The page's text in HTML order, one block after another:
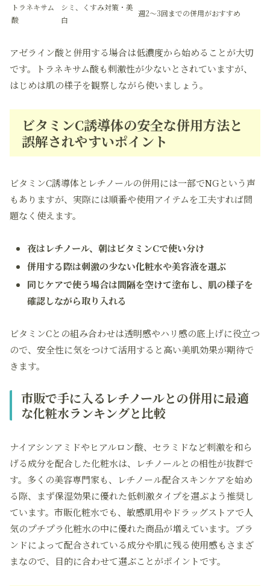
トラネキサム
酸
シミ、くすみ対策・美
白
週2～3回までの併用がおすすめ
アゼライン酸と併用する場合は低濃度から始めることが大切
です。トラネキサム酸も刺激性が少ないとされていますが、
はじめは肌の様子を観察しながら使いましょう。
ビタミンC誘導体の安全な併用方法と
誤解されやすいポイント
ビタミンC誘導体とレチノールの併用には一部でNGという声
もありますが、実際には順番や使用アイテムを工夫すれば問
題なく使えます。
夜はレチノール、朝はビタミンCで使い分け
併用する際は刺激の少ない化粧水や美容液を選ぶ
同じケアで使う場合は間隔を空けて塗布し、肌の様子を
確認しながら取り入れる
ビタミンCとの組み合わせは透明感やハリ感の底上げに役立つ
ので、安全性に気をつけて活用すると高い美肌効果が期待で
きます。
市販で手に入るレチノールとの併用に最適
な化粧水ランキングと比較
ナイアシンアミドやヒアルロン酸、セラミドなど刺激を和ら
げる成分を配合した化粧水は、レチノールとの相性が抜群で
す。多くの美容専門家も、レチノール配合スキンケアを始め
る際、まず保湿効果に優れた低刺激タイプを選ぶよう推奨し
ています。市販化粧水でも、敏感肌用やドラッグストアで人
気のプチプラ化粧水の中に優れた商品が増えています。ブラ
ンドによって配合されている成分や肌に残る使用感もさまざ
まなので、目的に合わせて選ぶことがポイントです。